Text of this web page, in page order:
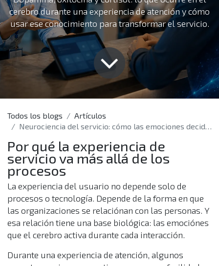
cerebro durante una experiencia de atención y cómo
usar ese conocimiento para transformar el servicio.
Todos los blogs
Artículos
Neurociencia del servicio: cómo las emociones deciden si un cliente vuelve o se va
Por qué la experiencia de
servicio va más allá de los
procesos
La experiencia del usuario no depende solo de
procesos o tecnología. Depende de la forma en que
las organizaciones se relaciónan con las personas. Y
esa relación tiene una base biológica: las emociónes
que el cerebro activa durante cada interacción.
Durante una experiencia de atención, algunos